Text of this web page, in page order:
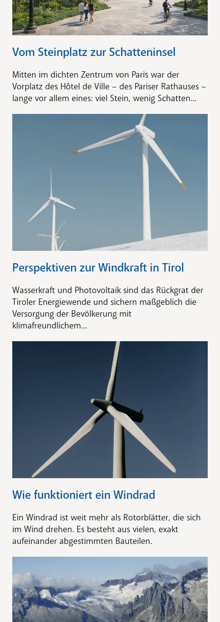
Vom Steinplatz zur Schatteninsel
Mitten im dichten Zentrum von Paris war der
Vorplatz des Hôtel de Ville – des Pariser Rathauses –
lange vor allem eines: viel Stein, wenig Schatten...
Perspektiven zur Windkraft in Tirol
Wasserkraft und Photovoltaik sind das Rückgrat der
Tiroler Energiewende und sichern maßgeblich die
Versorgung der Bevölkerung mit
klimafreundlichem...
Wie funktioniert ein Windrad
Ein Windrad ist weit mehr als Rotorblätter, die sich
im Wind drehen. Es besteht aus vielen, exakt
aufeinander abgestimmten Bauteilen.